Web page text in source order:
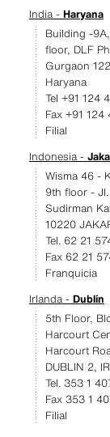
India - Haryana
Building -
floor, DLF
Gurgaon
Haryana
Tel +91 124
Fax +91 124
Filial
Indonesia -
Wisma 46 -
9th floor -
Sudirman
10220
Tel. 62 21
Fax 62 21
Franquicia
Irlanda - Dublín
5th Floor,
Harcourt
Harcourt
DUBLIN 2,
Tel. 353 1
Fax 353 1
Filial